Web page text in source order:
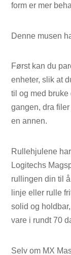
form er mer
Denne musen
Først kan du
enheter, slik at
til og med
gangen, dra
en annen.
Rullehjulene
Logitechs
rullingen din til
linje eller rulle
solid og
vare i rundt 70
Selv om MX